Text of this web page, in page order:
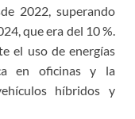
2022, superando
que era del 10 %.
el uso de energías
en oficinas y la
híbridos y